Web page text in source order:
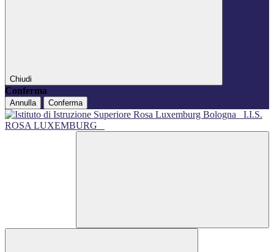
Chiudi
Conferma
Annulla Conferma
I.I.S.
ROSA LUXEMBURG